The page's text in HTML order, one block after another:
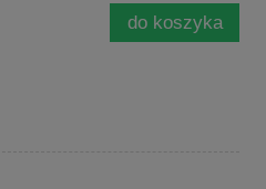
do koszyka